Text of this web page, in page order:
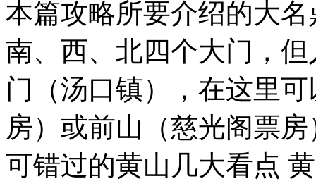
本篇攻略所要介绍的大
南、西、北四个大门，
门（汤口镇），在这里
房）或前山（慈光阁票
可错过的黄山几大看点